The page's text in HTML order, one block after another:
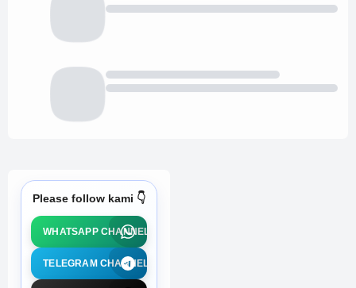
Please follow kami 👇
WHATSAPP CHANNEL
TELEGRAM CHANNEL